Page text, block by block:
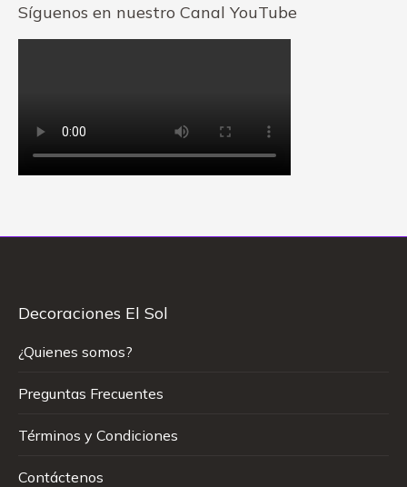
Síguenos en nuestro Canal YouTube
Decoraciones El Sol
¿Quienes somos?
Preguntas Frecuentes
Términos y Condiciones
Contáctenos